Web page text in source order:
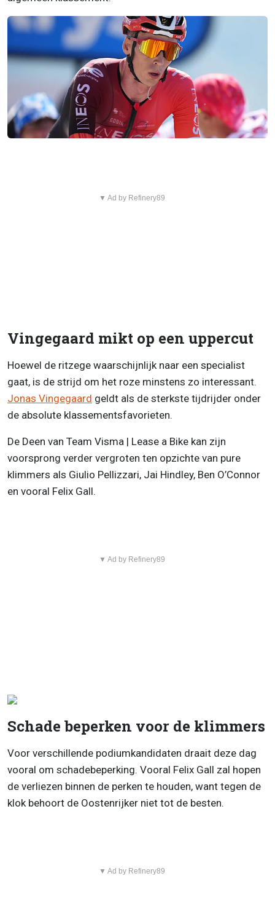
▼ Ad by Refinery89
Vingegaard mikt op een uppercut
Hoewel de ritzege waarschijnlijk naar een specialist
gaat, is de strijd om het roze minstens zo interessant.
Jonas Vingegaard geldt als de sterkste tijdrijder onder
de absolute klassementsfavorieten.
De Deen van Team Visma | Lease a Bike kan zijn
voorsprong verder vergroten ten opzichte van pure
klimmers als Giulio Pellizzari, Jai Hindley, Ben O’Connor
en vooral Felix Gall.
▼ Ad by Refinery89
Schade beperken voor de klimmers
Voor verschillende podiumkandidaten draait deze dag
vooral om schadebeperking. Vooral Felix Gall zal hopen
de verliezen binnen de perken te houden, want tegen de
klok behoort de Oostenrijker niet tot de besten.
▼ Ad by Refinery89